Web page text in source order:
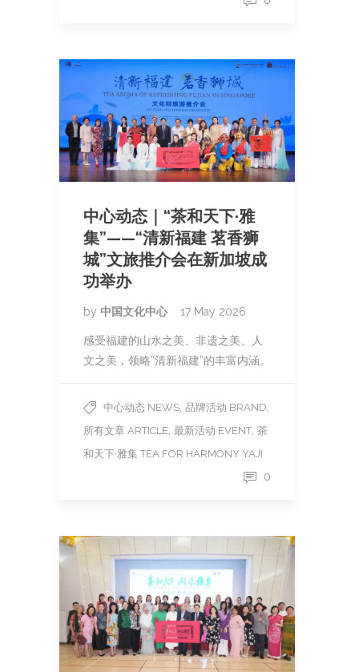
中心动态｜“茶和天下·雅
集”——“清新福建 茗香狮
城”文旅推介会在新加坡成
功举办
by 中国文化中心 17 May 2026
感受福建的山水之美、非遗之美、人
文之美，领略“清新福建”的丰富内涵。
中心动态 NEWS 品牌活动 BRAND
所有文章 ARTICLE 最新活动 EVENT 茶
和天下·雅集 TEA FOR HARMONY YAJI
0